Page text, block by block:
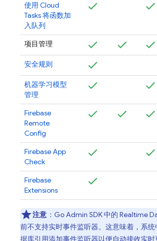
使用 Cloud
Tasks 将函数加
入队列
项目管理
安全规则
机器学习模型
管理
Firebase
Remote
Config
Firebase App
Check
Firebase
Extensions
注意 ：GoAdmin SDK中的 Realtime
前不支持实时事件监听器。这意味着，系
据库引用添加事件监听器以便自动接收实